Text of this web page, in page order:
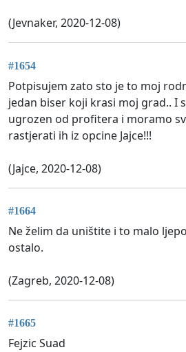
(Jevnaker, 2020-12-08)
#1654
Potpisujem zato sto je to moj
jedan biser koji krasi moj grad.. I
ugrozen od profitera i moramo
rastjerati ih iz opcine Jajce!!!
(Jajce, 2020-12-08)
#1664
Ne želim da uništite i to malo
ostalo.
(Zagreb, 2020-12-08)
#1665
Fejzic Suad